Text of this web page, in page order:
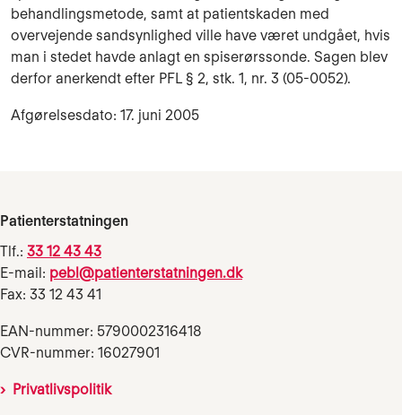
behandlingsmetode, samt at patientskaden med
overvejende sandsynlighed ville have været undgået, hvis
man i stedet havde anlagt en spiserørssonde. Sagen blev
derfor anerkendt efter PFL § 2, stk. 1, nr. 3 (05-0052).
Afgørelsesdato: 17. juni 2005
Patienterstatningen
Tlf.: 33 12 43 43
E-mail: pebl@patienterstatningen.dk
Fax: 33 12 43 41
EAN-nummer: 5790002316418
CVR-nummer: 16027901
Privatlivspolitik